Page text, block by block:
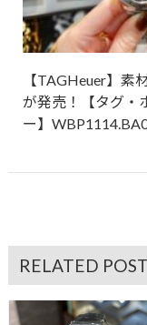
【TAGHeuer】素
が発売！【タグ・
ー】
RELATED POST